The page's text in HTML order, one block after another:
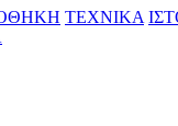
ΤΕΧΝΙΚΑ